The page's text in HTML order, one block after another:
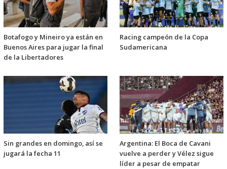
Botafogo y Mineiro ya están en
Buenos Aires para jugar la final
de la Libertadores
Racing campeón de la Copa
Sudamericana
Sin grandes en domingo, así se
jugará la fecha 11
Argentina: El Boca de Cavani
vuelve a perder y Vélez sigue
líder a pesar de empatar